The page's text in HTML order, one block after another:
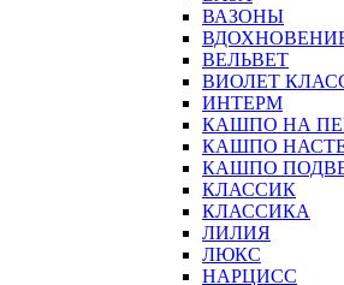
ВАЗОНЫ
ВЕЛЬВЕТ
ВИОЛЕТ
ИНТЕРМ
КАШПО НА
КАШПО
КАШПО
КЛАССИК
КЛАССИКА
ЛИЛИЯ
ЛЮКС
НАРЦИСС